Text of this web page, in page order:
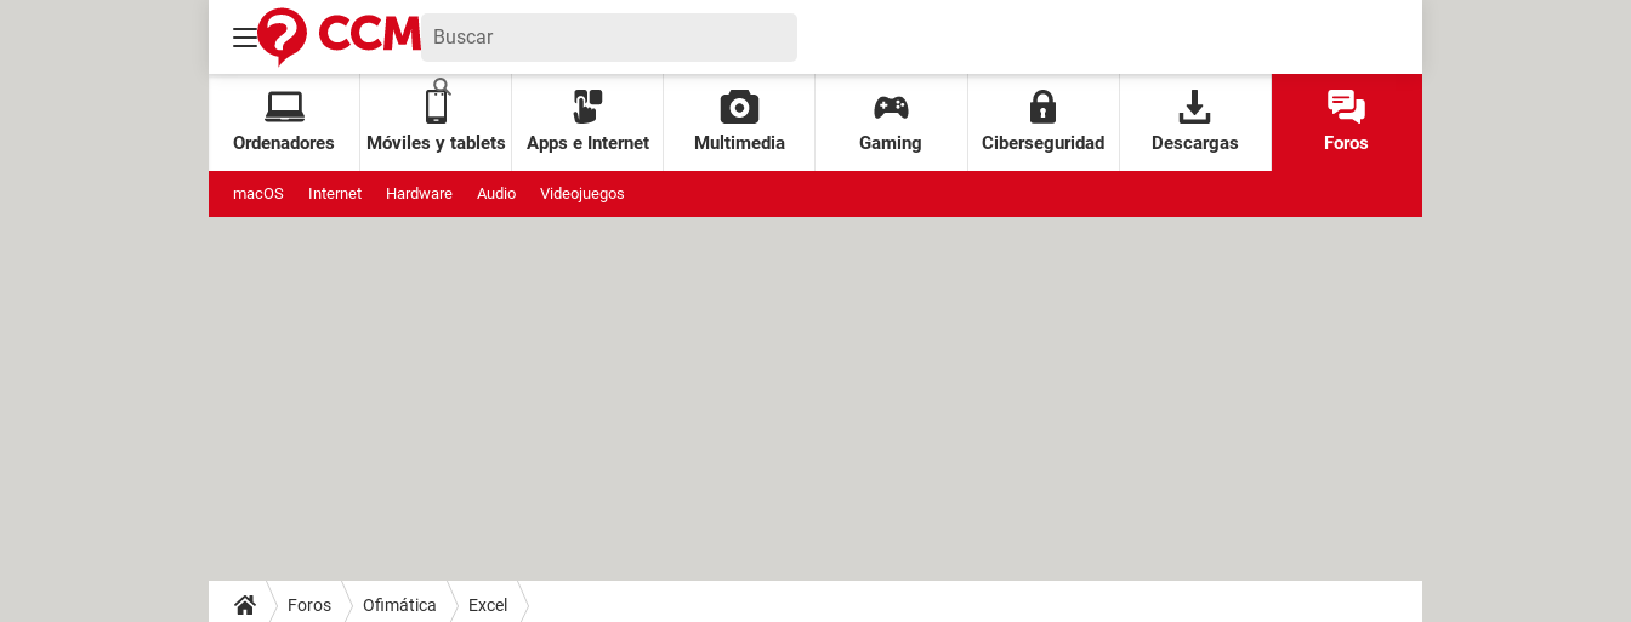
Ordenadores Móviles y tablets Apps e Internet Multimedia Gaming Ciberseguridad Descargas Foros
macOS Internet Hardware Audio Videojuegos
Foros Ofimática Excel